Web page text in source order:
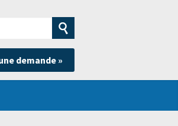
Soumettre
la
recherche
demande »